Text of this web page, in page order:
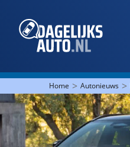
Home > Autonieuws >